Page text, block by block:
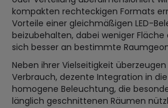
kompakten rechteckigen Formats
Vorteile einer gleichmäßigen LED-
beizubehalten, dabei weniger
sich besser an bestimmte
Neben ihrer Vielseitigkeit
Verbrauch, dezente Integration in
homogene Beleuchtung, die
länglich geschnittenen Räumen